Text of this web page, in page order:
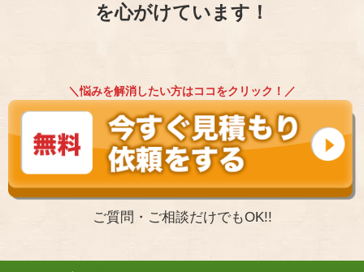
を心がけています！
＼悩みを解消したい方はココをクリック！／
ご質問・ご相談だけでもOK!!